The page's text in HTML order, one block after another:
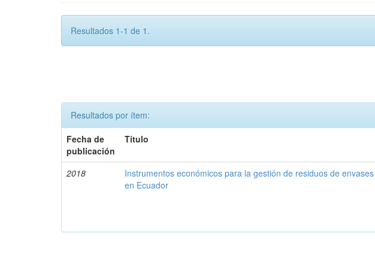
Resultados 1-1 de 1.
Resultados por ítem:
Fecha de
publicación
Título
2018
Instrumentos económicos para la gestión de residuos de envases
en Ecuador